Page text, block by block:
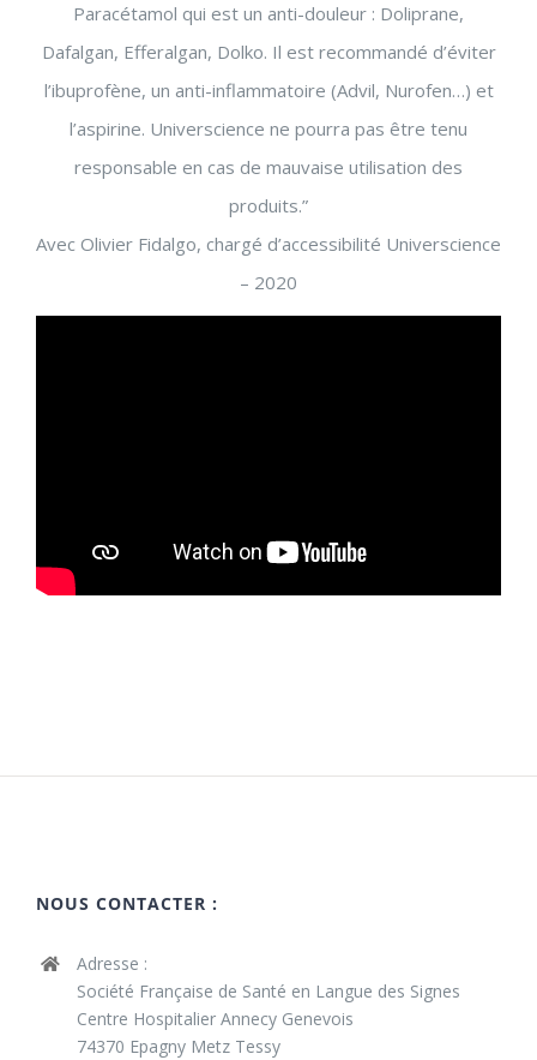
Paracétamol qui est un anti-douleur : Doliprane,
Dafalgan, Efferalgan, Dolko. Il est recommandé d’éviter
l’ibuprofène, un anti-inflammatoire (Advil, Nurofen…) et
l’aspirine. Universcience ne pourra pas être tenu
responsable en cas de mauvaise utilisation des
produits.”
Avec Olivier Fidalgo, chargé d’accessibilité Universcience
– 2020
NOUS CONTACTER :
Adresse :
Société Française de Santé en Langue des Signes
Centre Hospitalier Annecy Genevois
74370 Epagny Metz Tessy